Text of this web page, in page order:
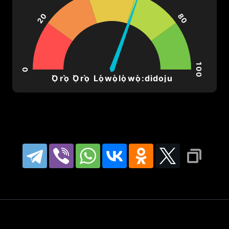
данных показал, что акция в
остается относительно
"малых" ценовых
около одного
0
20 80
100
Ọ̀rọ̀ Ọ̀rọ̀ Lọ́wọ́lọ́wọ́:didoju